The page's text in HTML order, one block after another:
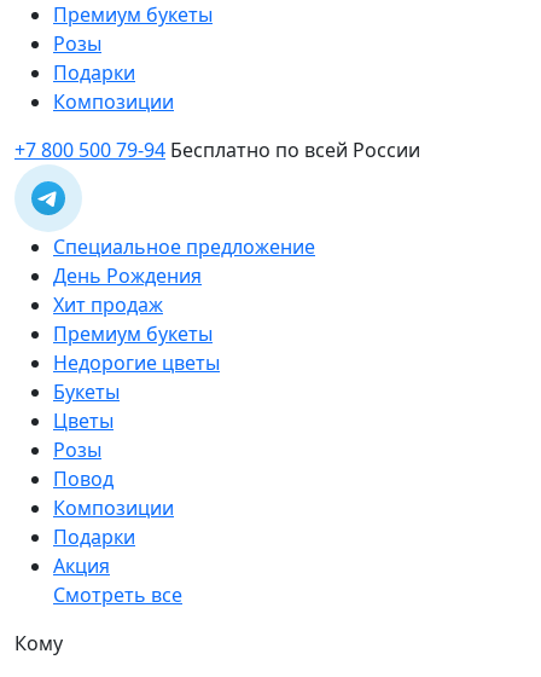
Премиум букеты
Розы
Подарки
Композиции
+7 800 500 79-94 Бесплатно по всей России
Специальное предложение
День Рождения
Хит продаж
Премиум букеты
Недорогие цветы
Букеты
Цветы
Розы
Повод
Композиции
Подарки
Акция
Смотреть все
Кому